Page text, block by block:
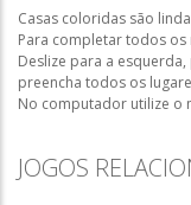
Casas coloridas são
Para completar todos
Deslize para a
preencha todos os
No computador utilize o
JOGOS